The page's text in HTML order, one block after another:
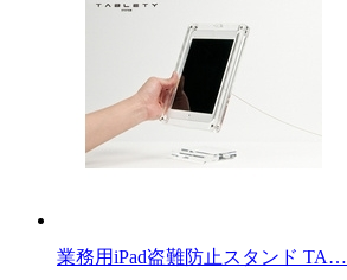
業務用iPad盗難防止スタンド TA…